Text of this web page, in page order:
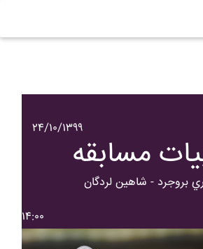
۲۴/۱۰/۱۳۹۹
مسابقه
بروجرد - شاهين لردگان
۱۴:۰۰